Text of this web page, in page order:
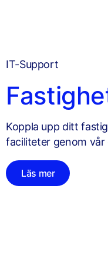
IT-Support
Koppla upp ditt
faciliteter genom
Läs mer